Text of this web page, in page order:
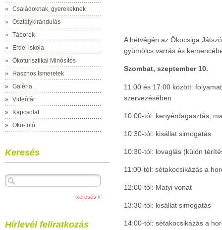
»
Családoknak, gyerekeknek
»
Osztálykirándulás
»
Táborok
»
Erdei iskola
»
Ökoturisztikai Minősítés
»
Hasznos Ismeretek
»
Galéria
»
Videótár
»
Kapcsolat
»
Öko-totó
Keresés
Hírlevél feliratkozás
A hétvégén az Ökocsiga
gyümölcs varrás és
Szombat, szeptember 10.
11:00 és 17:00 között:
szervezésében
10:00-tól: kenyérdagasztás,
10:30-tól: kisállat simogatás
10:30-tól: lovaglás (külön
11:00-tól: sétakocsikázás a
12:00-tól: Matyi vonat
13:30-tól: kisállat simogatás
14:00-tól: sétakocsikázás a